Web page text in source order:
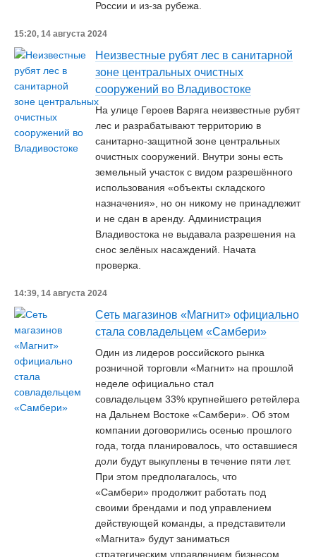
России и из-за рубежа.
15:20, 14 августа 2024
Неизвестные рубят лес в санитарной
зоне центральных очистных
сооружений во Владивостоке
На улице Героев Варяга неизвестные рубят
лес и разрабатывают территорию в
санитарно-защитной зоне центральных
очистных сооружений. Внутри зоны есть
земельный участок с видом разрешённого
использования «объекты складского
назначения», но он никому не принадлежит
и не сдан в аренду. Администрация
Владивостока не выдавала разрешения на
снос зелёных насаждений. Начата
проверка.
14:39, 14 августа 2024
Сеть магазинов «Магнит» официально
стала совладельцем «Самбери»
Один из лидеров российского рынка
розничной торговли «Магнит» на прошлой
неделе официально стал
совладельцем 33% крупнейшего ретейлера
на Дальнем Востоке «Самбери». Об этом
компании договорились осенью прошлого
года, тогда планировалось, что оставшиеся
доли будут выкуплены в течение пяти лет.
При этом предполагалось, что
«Самбери» продолжит работать под
своими брендами и под управлением
действующей команды, а представители
«Магнита» будут заниматься
стратегическим управлением бизнесом.